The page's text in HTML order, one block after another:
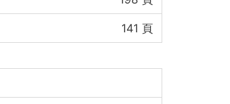
141 頁